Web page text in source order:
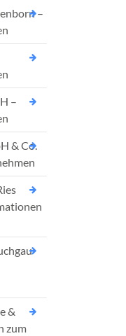
–
–
& Co.
&
zum